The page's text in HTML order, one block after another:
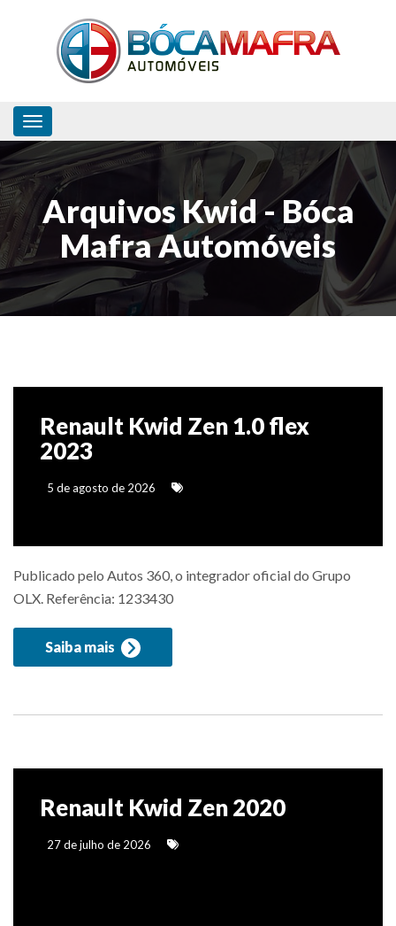
Toggle navigation
Arquivos Kwid - Bóca
Mafra Automóveis
Renault Kwid Zen 1.0 flex
2023
5 de agosto de 2026
Publicado pelo Autos 360, o integrador oficial do Grupo
OLX. Referência: 1233430
Saiba mais
Renault Kwid Zen 2020
27 de julho de 2026